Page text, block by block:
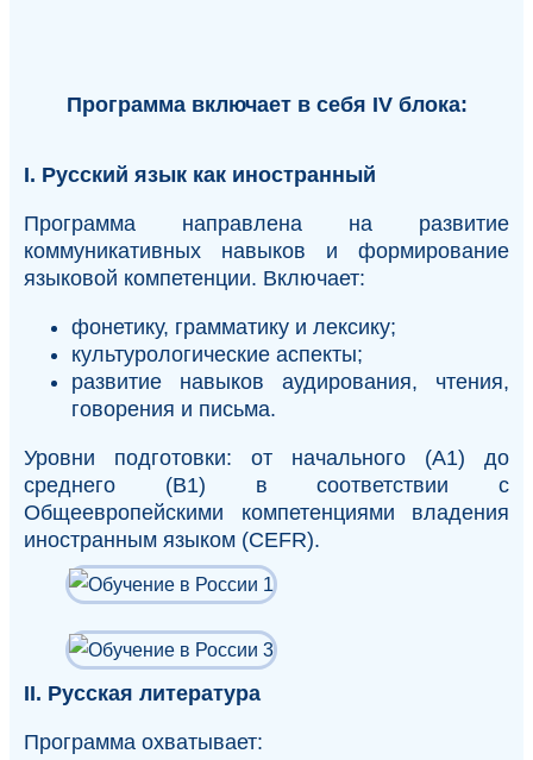
Программа включает в себя IV блока:
I. Русский язык как иностранный
Программа направлена на развитие
коммуникативных навыков и формирование
языковой компетенции. Включает:
фонетику, грамматику и лексику;
культурологические аспекты;
развитие навыков аудирования, чтения,
говорения и письма.
Уровни подготовки: от начального (А1) до
среднего (B1) в соответствии с
Общеевропейскими компетенциями владения
иностранным языком (CEFR).
II. Русская литература
Программа охватывает: